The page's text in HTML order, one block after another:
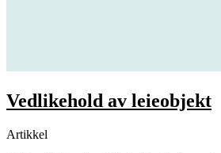
Vedlikehold av leieobjekt
Artikkel